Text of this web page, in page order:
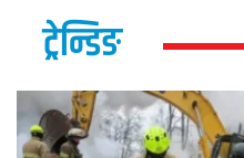
ट्रेन्डिङ